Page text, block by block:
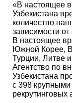
«В настоящее
Узбекистана
количество
зависимости
В настоящее
Южной Корее,
Турции, Литве и
Агентство по
Узбекистана
с 398 крупными
рекрутинговых